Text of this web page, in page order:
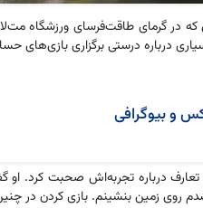
که در گرمای طاقت‌فرسای ورزشگاه
درباره درستی برگزاری بازی‌های
و بیوگرافی
درباره تجربه‌اش صحبت کرد. او
روی زمین بنشینم. بازی کردن در